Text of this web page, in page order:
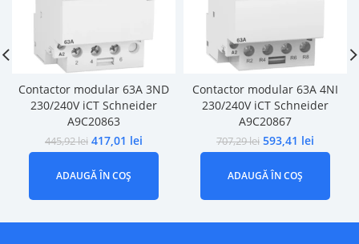
Contactor modular 63A 3ND
230/240V iCT Schneider
A9C20863
445,92lei 417,01 lei
ADAUGĂ ÎN COȘ
Contactor modular 63A 4NI
230/240V iCT Schneider
A9C20867
707,29lei 593,41 lei
ADAUGĂ ÎN COȘ